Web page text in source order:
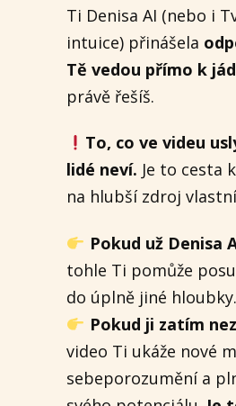
Ti Denisa AI (nebo i
intuice) přinášela
Tě vedou přímo k
právě řešíš.
To, co ve videu
lidé neví. Je to cesta
na hlubší zdroj
Pokud už Denisa
tohle Ti pomůže
do úplně jiné hloubky.
Pokud ji zatím
video Ti ukáže nové
sebeporozumění a